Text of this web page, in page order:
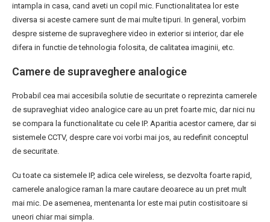
intampla in casa, cand aveti un copil mic. Functionalitatea lor este
diversa si aceste camere sunt de mai multe tipuri. In general, vorbim
despre sisteme de supraveghere video in exterior si interior, dar ele
difera in functie de tehnologia folosita, de calitatea imaginii, etc.
Camere de supraveghere analogice
Probabil cea mai accesibila solutie de securitate o reprezinta camerele
de supraveghiat video analogice care au un pret foarte mic, dar nici nu
se compara la functionalitate cu cele IP. Aparitia acestor camere, dar si
sistemele CCTV, despre care voi vorbi mai jos, au redefinit conceptul
de securitate.
Cu toate ca sistemele IP, adica cele wireless, se dezvolta foarte rapid,
camerele analogice raman la mare cautare deoarece au un pret mult
mai mic. De asemenea, mentenanta lor este mai putin costisitoare si
uneori chiar mai simpla.